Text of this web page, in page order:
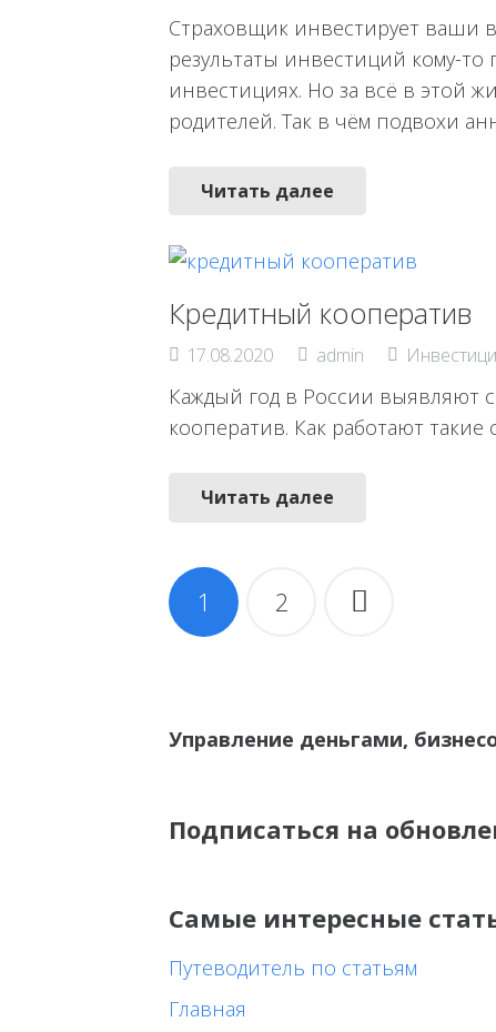
Страховщик инвестирует ваши
результаты инвестиций кому-
инвестициях. Но за всё в этой
родителей. Так в чём подвохи
Читать далее
Кредитный кооператив
17.08.2020 admin
Каждый год в России выявляют
кооператив. Как работают
Читать далее
Навигация
по
1 2
Управление деньгами,
Подписаться на
Самые интересные
Путеводитель по статьям
Главная